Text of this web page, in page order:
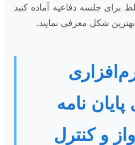
برای جلسه دفاعیه آماده کنید
شکل معرفی نمایید.
نامه
و کنترل